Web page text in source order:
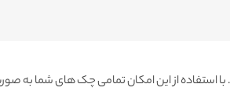
استفاده از این امکان تمامی چک های شما